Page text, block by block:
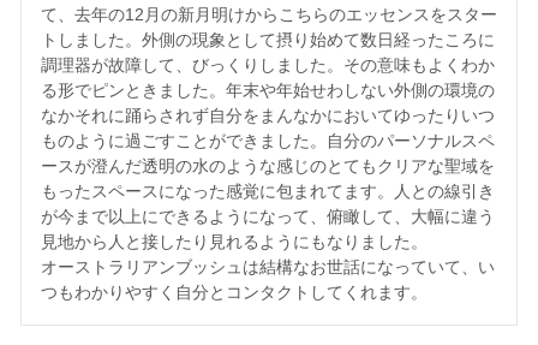
て、去年の12月の新月明けからこちらのエッセンスをスター
トしました。外側の現象として摂り始めて数日経ったころに
調理器が故障して、びっくりしました。その意味もよくわか
る形でピンときました。年末や年始せわしない外側の環境の
なかそれに踊らされず自分をまんなかにおいてゆったりいつ
ものように過ごすことができました。自分のパーソナルスペ
ースが澄んだ透明の水のような感じのとてもクリアな聖域を
もったスペースになった感覚に包まれてます。人との線引き
が今まで以上にできるようになって、俯瞰して、大幅に違う
見地から人と接したり見れるようにもなりました。
オーストラリアンブッシュは結構なお世話になっていて、い
つもわかりやすく自分とコンタクトしてくれます。